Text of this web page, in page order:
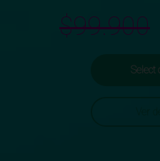
$99.900
Select